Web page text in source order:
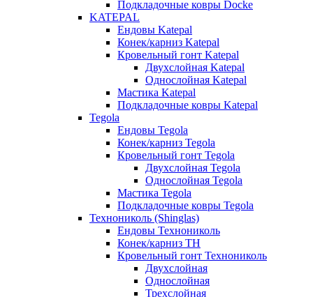
Подкладочные ковры Docke
KATEPAL
Ендовы Katepal
Конек/карниз Katepal
Кровельный гонт Katepal
Двухслойная Katepal
Однослойная Katepal
Мастика Katepal
Подкладочные ковры Katepal
Tegola
Ендовы Tegola
Конек/карниз Tegola
Кровельный гонт Tegola
Двухслойная Tegola
Однослойная Tegola
Мастика Tegola
Подкладочные ковры Tegola
Технониколь (Shinglas)
Ендовы Технониколь
Конек/карниз ТН
Кровельный гонт Технониколь
Двухслойная
Однослойная
Трехслойная